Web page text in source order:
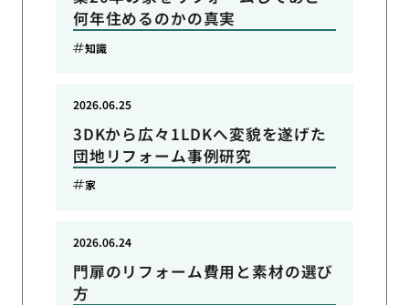
何年住めるのかの真実
知識
3DKから広々1LDKへ変貌を遂げた
団地リフォーム事例研究
2026.06.25
家
門扉のリフォーム費用と素材の選び
方
2026.06.24